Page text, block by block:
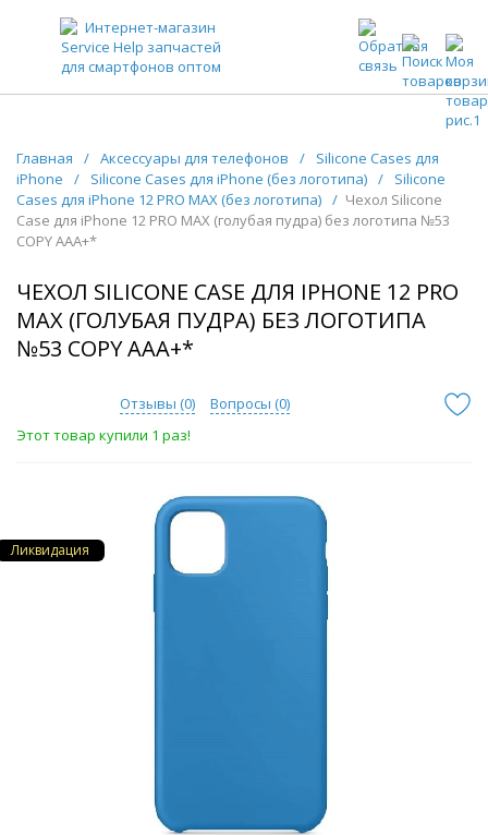
ЗАПЧАСТИ ДЛЯ ТЕЛЕФОНОВ ОПТОМ
Главная / Аксессуары для телефонов /
Silicone Cases для
iPhone
/ Silicone Cases для iPhone (без логотипа) /
Silicone
Cases для iPhone 12 PRO MAX (без логотипа) / Чехол Silicone
Case для iPhone 12 PRO MAX (голубая пудра) без логотипа №53
COPY AAA+*
ЧЕХОЛ SILICONE CASE ДЛЯ IPHONE 12 PRO
MAX (ГОЛУБАЯ ПУДРА) БЕЗ ЛОГОТИПА
№53 COPY AAA+*
Отзывы (0) Вопросы (0)
Этот товар купили 1 раз!
Ликвидация